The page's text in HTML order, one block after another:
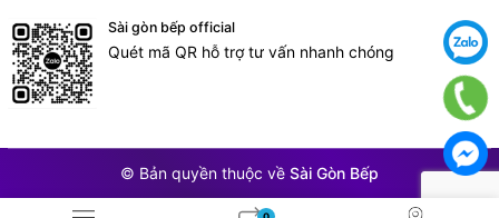
Sài gòn bếp official
Quét mã QR hỗ trợ tư vấn nhanh chóng
© Bản quyền thuộc về Sài Gòn Bếp